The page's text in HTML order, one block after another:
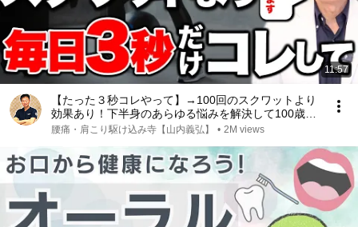
11:57
【たった３秒コレやって】→100回のスクワットより
効果あり！下半身のあらゆる悩みを解決して100歳ま
で自分の脚で歩ける究極のセルフケアとは
腰痛・肩こり駆け込み寺【山内義弘】 • 2M views